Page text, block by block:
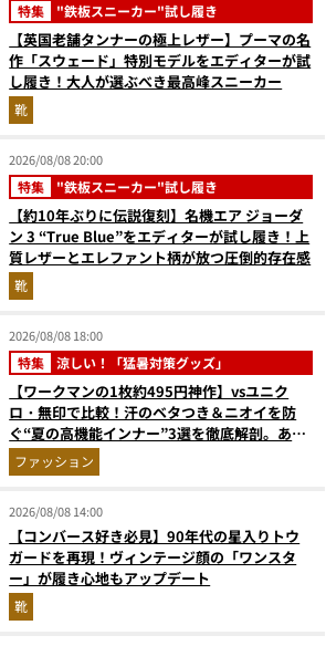
特集 "鉄板スニーカー"試し履き
【英国老舗タンナーの極上レザー】プーマの名
作「スウェード」特別モデルをエディターが試
し履き！大人が選ぶべき最高峰スニーカー
靴
2026/08/08 20:00
特集 "鉄板スニーカー"試し履き
【約10年ぶりに伝説復刻】名機エア ジョーダ
ン 3 “True Blue”をエディターが試し履き！上
質レザーとエレファント柄が放つ圧倒的存在感
靴
2026/08/08 18:00
特集 涼しい！「猛暑対策グッズ」
【ワークマンの1枚約495円神作】vsユニク
ロ・無印で比較！汗のベタつき＆ニオイを防
ぐ“夏の高機能インナー”3選を徹底解剖。あな
たに最適な1着は？
ファッション
2026/08/08 14:00
【コンバース好き必見】90年代の星入りトウ
ガードを再現！ヴィンテージ顔の「ワンスタ
ー」が履き心地もアップデート
靴